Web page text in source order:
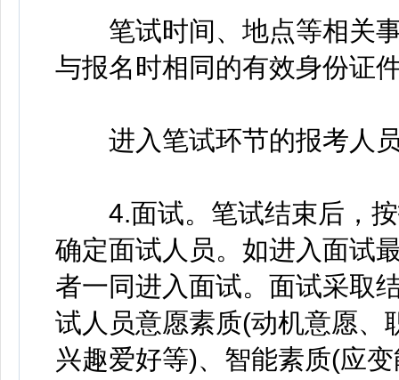
笔试时间、地点等相关事
与报名时相同的有效身份证
进入笔试环节的报考人员
4.面试。笔试结束后，按
确定面试人员。如进入面试
者一同进入面试。面试采取
试人员意愿素质(动机意愿、
兴趣爱好等)、智能素质(应